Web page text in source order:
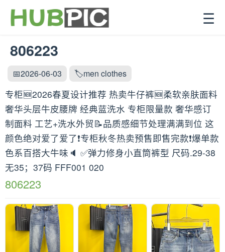
☰
806223
📅2026-06-03 🏷️men clothes
专柜🆕2026春夏设计推荐 热卖牛仔裤🆕柔软亲肤面料
奢华头层牛皮腰牌 经典蓝洗水 专柜限量款 奢华感订
制面料 工艺+洗水外贸📝品质感细节处理满满到位 这
颜色绝对爱了爱了❗️专柜秋冬热卖预售即售完款❗️爆单款
色系百搭大牛味🔈 ✅弹力修身小直筒裤型 尺码.29-38
无35；37码 FFF001 020
806223